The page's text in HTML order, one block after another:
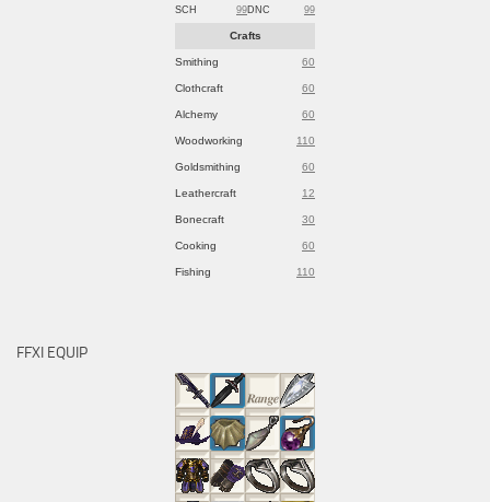
SCH 99DNC 99
Crafts
Smithing 60
Clothcraft 60
Alchemy 60
Woodworking 110
Goldsmithing 60
Leathercraft 12
Bonecraft 30
Cooking 60
Fishing 110
FFXI EQUIP